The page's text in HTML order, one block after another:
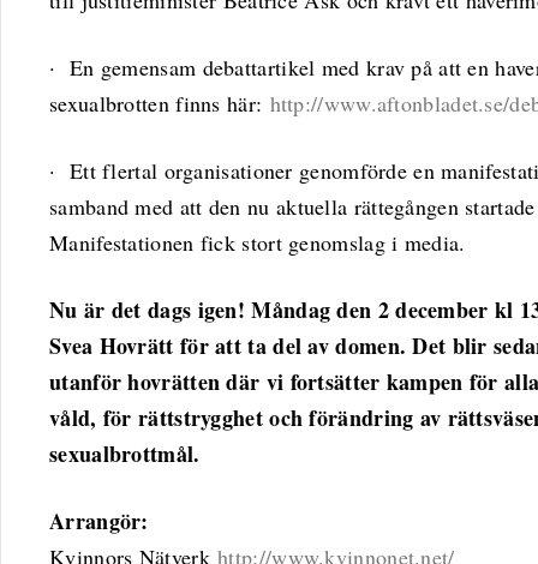
· En gemensam debattartikel med krav på att en
sexualbrotten finns här: http://www.aftonbladet.se/
· Ett flertal organisationer genomförde en
samband med att den nu aktuella rättegången
Manifestationen fick stort genomslag i media.
Nu är det dags igen! Måndag den 2 december kl
Svea Hovrätt för att ta del av domen. Det blir
utanför hovrätten där vi fortsätter kampen för
våld, för rättstrygghet och förändring av
sexualbrottmål.
Arrangör:
Kvinnors Nätverkhttp://www.kvinnonet.net/